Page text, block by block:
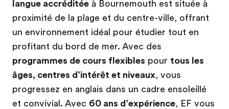
langue accréditée à Bournemouth est située à
proximité de la plage et du centre-ville, offrant
un environnement idéal pour étudier tout en
profitant du bord de mer. Avec des
programmes de cours flexibles pour tous les
âges, centres d’intérêt et niveaux, vous
progressez en anglais dans un cadre ensoleillé
et convivial. Avec 60 ans d’expérience, EF vous